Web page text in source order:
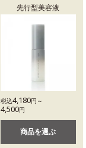
先行型美容液
税込4,180円～
4,500円
商品を選ぶ